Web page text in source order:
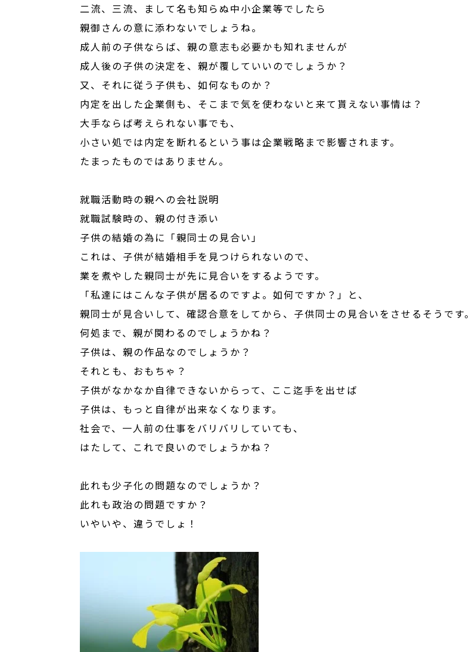
二流、三流、まして名も知らぬ中小企業等でしたら
親御さんの意に添わないでしょうね。
成人前の子供ならば、親の意志も必要かも知れませんが
成人後の子供の決定を、親が覆していいのでしょうか？
又、それに従う子供も、如何なものか？
内定を出した企業側も、そこまで気を使わないと来て貰えない事情は？
大手ならば考えられない事でも、
小さい処では内定を断れるという事は企業戦略まで影響されます。
たまったものではありません。
就職活動時の親への会社説明
就職試験時の、親の付き添い
子供の結婚の為に「親同士の見合い」
これは、子供が結婚相手を見つけられないので、
業を煮やした親同士が先に見合いをするようです。
「私達にはこんな子供が居るのですよ。如何ですか？」と、
親同士が見合いして、確認合意をしてから、子供同士の見合いをさせるそうです。
何処まで、親が関わるのでしょうかね？
子供は、親の作品なのでしょうか？
それとも、おもちゃ？
子供がなかなか自律できないからって、ここ迄手を出せば
子供は、もっと自律が出来なくなります。
社会で、一人前の仕事をバリバリしていても、
はたして、これで良いのでしょうかね？
此れも少子化の問題なのでしょうか？
此れも政治の問題ですか？
いやいや、違うでしょ！